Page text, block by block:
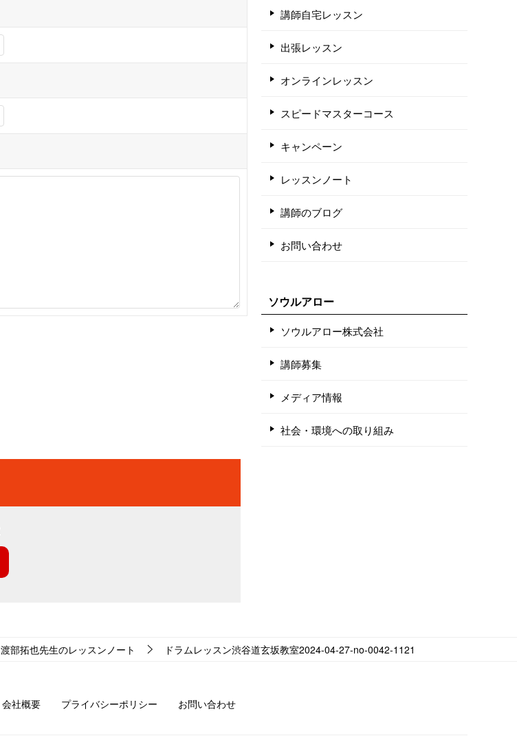
講師自宅レッスン
出張レッスン
オンラインレッスン
スピードマスターコース
キャンペーン
レッスンノート
講師のブログ
お問い合わせ
ソウルアロー
ソウルアロー株式会社
講師募集
メディア情報
社会・環境への取り組み
渡部拓也先生のレッスンノート ドラムレッスン渋谷道玄坂教室2024-04-27-no-0042-1121
会社概要 プライバシーポリシー お問い合わせ